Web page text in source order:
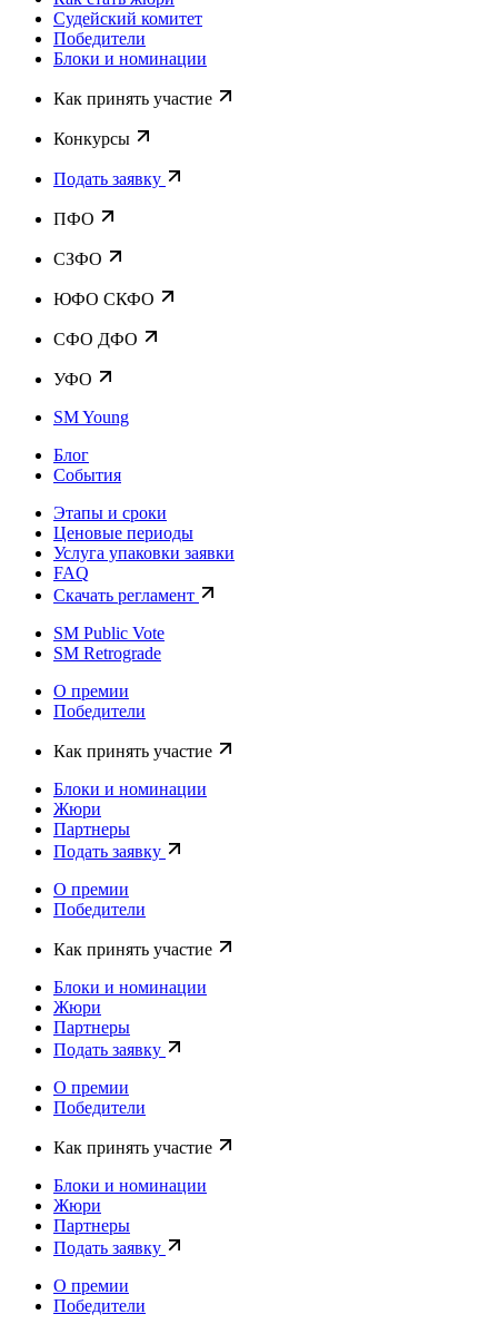
Судейский комитет
Победители
Блоки и номинации
Как принять участие
Конкурсы
Подать заявку
ПФО
СЗФО
ЮФО СКФО
CФО ДФО
УФО
SM Young
Блог
События
Этапы и сроки
Ценовые периоды
Услуга упаковки заявки
FAQ
Скачать регламент
SM Public Vote
SM Retrograde
О премии
Победители
Как принять участие
Блоки и номинации
Жюри
Партнеры
Подать заявку
О премии
Победители
Как принять участие
Блоки и номинации
Жюри
Партнеры
Подать заявку
О премии
Победители
Как принять участие
Блоки и номинации
Жюри
Партнеры
Подать заявку
О премии
Победители